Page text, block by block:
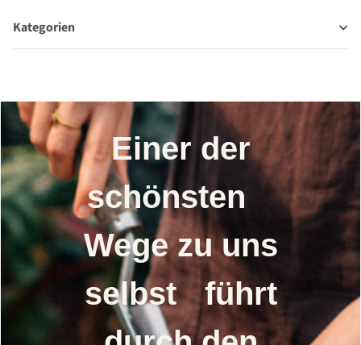
Kategorien
Einer der
schönsten
Wege zu uns
selbst führt